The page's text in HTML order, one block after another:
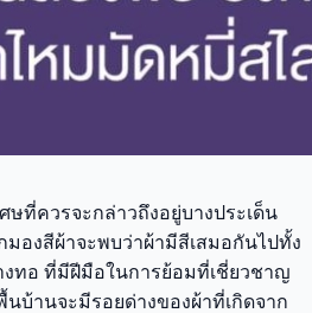
ที่ควรจะกล่าวถึงอยู่บางประเด็น
องสีผ้าจะพบว่าผ้ามีสีเสมอกันไปทั้ง
ทอ ที่มีฝีมือในการย้อมที่เชี่ยวชาญ
บ้านจะมีรอยด่างของผ้าที่เกิดจาก